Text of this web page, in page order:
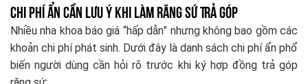
Chi Phí Ẩn Cần Lưu Ý Khi Làm Răng Sứ Trả Góp
Nhiều nha khoa báo giá “hấp dẫn” nhưng không bao gồm các
khoản chi phí phát sinh. Dưới đây là danh sách chi phí ẩn phổ
biến người dùng cần hỏi rõ trước khi ký hợp đồng trả góp